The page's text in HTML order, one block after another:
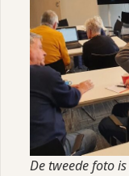
De tweede foto